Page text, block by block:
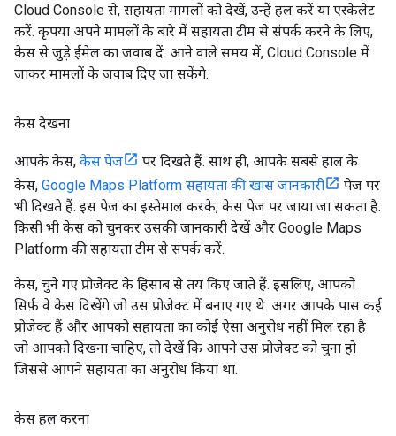
Cloud Console से, सहायता मामलों को देखें, उन्हें हल करें या एस्केलेट
करें. कृपया अपने मामलों के बारे में सहायता टीम से संपर्क करने के लिए,
केस से जुड़े ईमेल का जवाब दें. आने वाले समय में, Cloud Console में
जाकर मामलों के जवाब दिए जा सकेंगे.
केस देखना
आपके केस, केस पेज
पर दिखते हैं. साथ ही, आपके सबसे हाल के
केस, Google Maps Platform सहायता की खास जानकारी
पेज पर
भी दिखते हैं. इस पेज का इस्तेमाल करके, केस पेज पर जाया जा सकता है.
किसी भी केस को चुनकर उसकी जानकारी देखें और Google Maps
Platform की सहायता टीम से संपर्क करें.
केस, चुने गए प्रोजेक्ट के हिसाब से तय किए जाते हैं. इसलिए, आपको
सिर्फ़ वे केस दिखेंगे जो उस प्रोजेक्ट में बनाए गए थे. अगर आपके पास कई
प्रोजेक्ट हैं और आपको सहायता का कोई ऐसा अनुरोध नहीं मिल रहा है
जो आपको दिखना चाहिए, तो देखें कि आपने उस प्रोजेक्ट को चुना हो
जिससे आपने सहायता का अनुरोध किया था.
केस हल करना